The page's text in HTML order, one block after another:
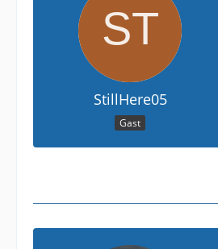
StillHere05
Gast